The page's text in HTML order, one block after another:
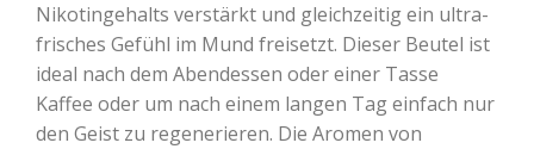
Nikotingehalts verstärkt und gleichzeitig ein ultra-
frisches Gefühl im Mund freisetzt. Dieser Beutel ist
ideal nach dem Abendessen oder einer Tasse
Kaffee oder um nach einem langen Tag einfach nur
den Geist zu regenerieren. Die Aromen von